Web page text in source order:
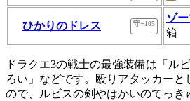
ひかりのドレス 守+105 ゾ
箱
ドラクエ3の戦士の最強装備は「ル
ろい」などです。殴りアタッカーと
ので、ルビスの剣やはかいのてっき